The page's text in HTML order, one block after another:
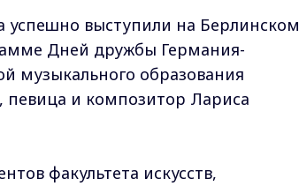
выступили на Берлинском
Дней дружбы Германия-
музыкального образования
певица и композитор Лариса
факультета искусств,